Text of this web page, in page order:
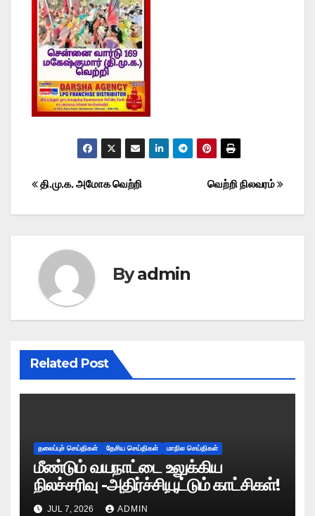
Post
navigation
வெற்றி நிலவரம்
தி.மு.க. அமோக வெற்றி
Byadmin
Related Post
தலைப்புச் செய்திகள் தேசிய செய்திகள் மாநில செய்திகள்
மீண்டும் வயநாட்டை உலுக்கிய
நிலச்சரிவு -அதிர்ச்சியூட்டும் காட்சிகள்!
JUL 7, 2026 ADMIN